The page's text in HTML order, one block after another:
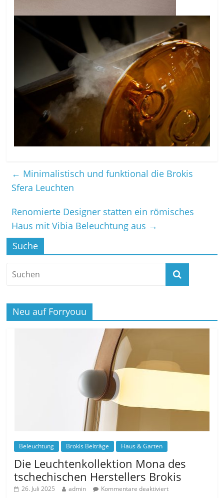
← Minimalistisch und funktional die Brokis
Sfera Leuchten
Renomierte Designer statten ein römisches
Haus mit Vibia Beleuchtung aus →
Suche
Neu auf Forryouu
Beleuchtung Brokis Beiträge Haus & Garten
Die Leuchtenkollektion Mona des
tschechischen Herstellers Brokis
26. Juli 2025 admin Kommentare deaktiviert